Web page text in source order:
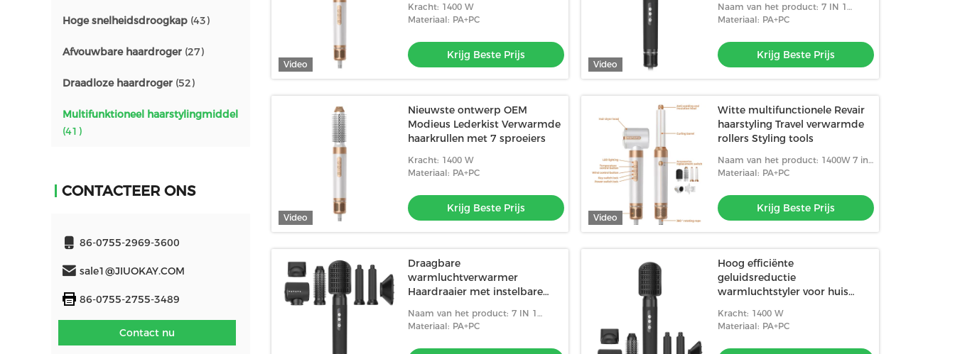
Hoge snelheidsdroogkap (43)
Afvouwbare haardroger (27)
Draadloze haardroger (52)
Multifunktioneel haarstylingmiddel
(41)
CONTACTEER ONS
86-0755-2969-3600
sale1@JIUOKAY.COM
86-0755-2755-3489
Contact nu
Video
Kracht: 1400 W
Materiaal: PA+PC
Krijg Beste Prijs
Video
Naam van het product: 7 IN 1
1400w Haardroger
Materiaal: PA+PC
Krijg Beste Prijs
Video
Nieuwste ontwerp OEM
Modieus Lederkist Verwarmde
haarkrullen met 7 sproeiers
Kracht: 1400 W
Materiaal: PA+PC
Krijg Beste Prijs
Video
Witte multifunctionele Revair
haarstyling Travel verwarmde
rollers Styling tools
Naam van het product: 1400W 7 in
1 haarborstel haardroger
Materiaal: PA+PC
Krijg Beste Prijs
Draagbare
warmluchtverwarmer
Haardraaier met instelbare
Naam van het product: 7 IN 1
1400w Haardroger
Materiaal: PA+PC
Hoog efficiënte
geluidsreductie
warmluchtstyler voor huis
Kracht: 1400 W
Materiaal: PA+PC